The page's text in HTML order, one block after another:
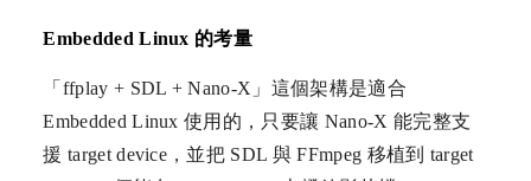
Embedded Linux 的考量
「ffplay + SDL + Nano-X」這個架構是適合
Embedded Linux 使用的，只要讓 Nano-X 能完整支
援 target device，並把 SDL 與 FFmpeg 移植到 target